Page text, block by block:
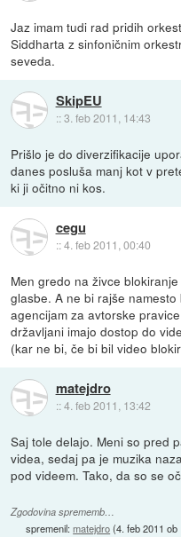
Jaz imam tudi rad pridih
Siddharta z sinfoničnim
seveda.
SkipEU
::3. feb 2011, 14:43
Prišlo je do diverzifikacije
danes posluša manj kot v
ki ji očitno ni kos.
cegu
::4. feb 2011, 00:40
Men gredo na živce
glasbe. A ne bi rajše
agencijam za avtorske
državljani imajo dostop do
(kar ne bi, če bi bil video
matejdro
::4. feb 2011, 13:42
Saj tole delajo. Meni so pred
videa, sedaj pa je muzika
pod videem. Tako, da so se
Zgodovina sprememb…
spremenil:matejdro(4. feb 2011 ob